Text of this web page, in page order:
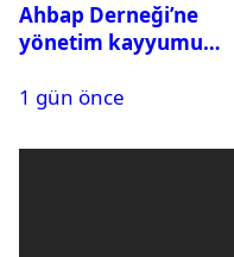
Ahbap Derneği’ne
yönetim kayyumu
açıldı
1 gün önce